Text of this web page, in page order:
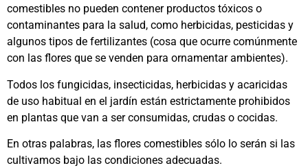
comestibles no pueden contener productos tóxicos o
contaminantes para la salud, como herbicidas, pesticidas y
algunos tipos de fertilizantes (cosa que ocurre comúnmente
con las flores que se venden para ornamentar ambientes).
Todos los fungicidas, insecticidas, herbicidas y acaricidas
de uso habitual en el jardín están estrictamente prohibidos
en plantas que van a ser consumidas, crudas o cocidas.
En otras palabras, las flores comestibles sólo lo serán si las
cultivamos bajo las condiciones adecuadas.